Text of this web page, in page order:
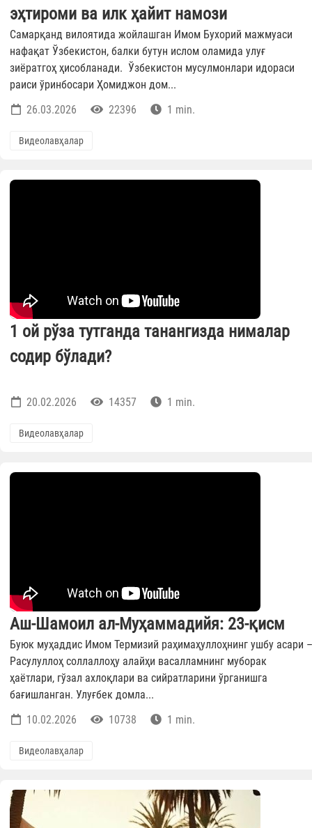
эҳтироми ва илк ҳайит намози
Самарқанд вилоятида жойлашган Имом Бухорий мажмуаси
нафақат Ўзбекистон, балки бутун ислом оламида улуғ
зиёратгоҳ ҳисобланади. Ўзбекистон мусулмонлари идораси
раиси ўринбосари Ҳомиджон дом...
26.03.2026
22396 1 min.
Видеолавҳалар
1 ой рўза тутганда танангизда нималар
содир бўлади?
20.02.2026 14357 1 min.
Видеолавҳалар
Аш-Шамоил ал-Муҳаммадийя: 23-қисм
Буюк муҳаддис Имом Термизий раҳимаҳуллоҳнинг ушбу асари –
Расулуллоҳ соллаллоҳу алайҳи васалламнинг муборак
ҳаётлари, гўзал ахлоқлари ва сийратларини ўрганишга
бағишланган. Улуғбек домла...
10.02.2026
10738 1 min.
Видеолавҳалар